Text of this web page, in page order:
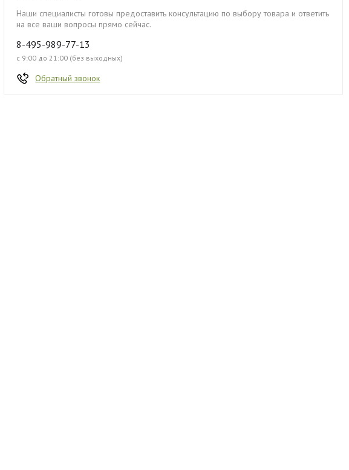
Наши специалисты готовы предоставить консультацию по выбору товара и ответить
на все ваши вопросы прямо сейчас.
8-495-989-77-13
с 9:00 до 21:00 (без выходных)
Обратный звонок